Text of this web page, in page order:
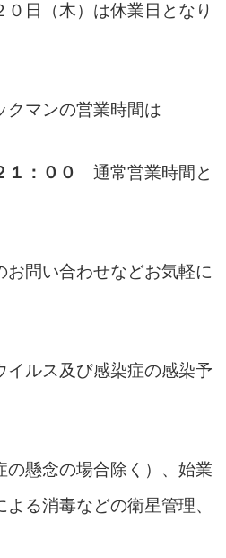
０日（木）は休業日となり
クマンの営業時間は
１：００
通常営業時間と
お問い合わせなどお気軽に
イルス及び感染症の感染予
の懸念の場合除く）、始業
る消毒などの衛星管理、